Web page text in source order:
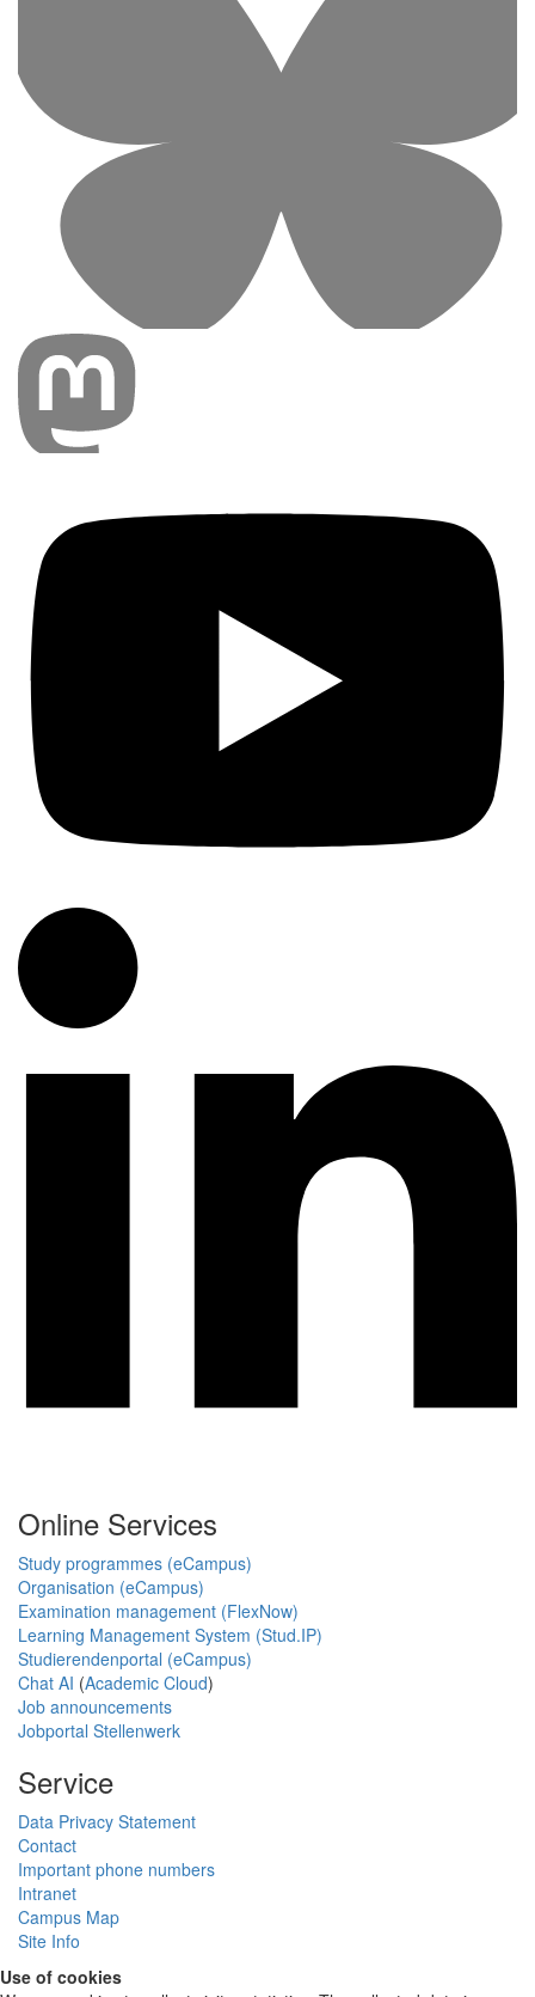
Online Services
Study programmes (eCampus)
Organisation (eCampus)
Examination management (FlexNow)
Learning Management System (Stud.IP)
Studierendenportal (eCampus)
Chat AI (Academic Cloud)
Job announcements
Jobportal Stellenwerk
Service
Data Privacy Statement
Contact
Important phone numbers
Intranet
Campus Map
Site Info
Use of cookies